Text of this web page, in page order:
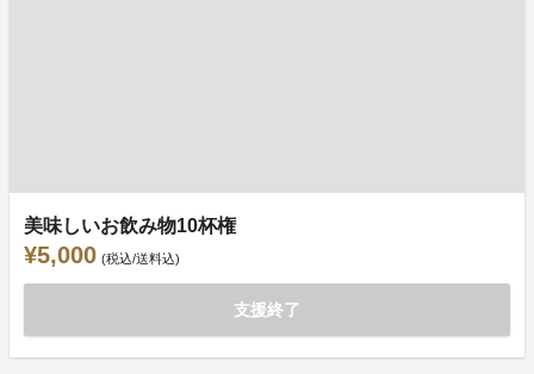
美味しいお飲み物10杯権
¥5,000 (税込/送料込)
支援終了